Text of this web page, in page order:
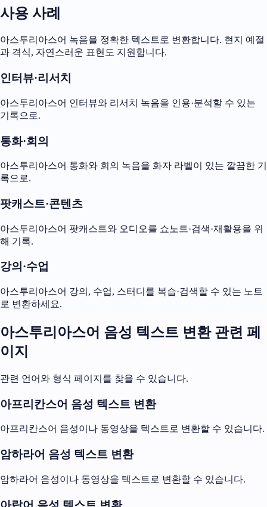
사용 사례
아스투리아스어 녹음을 정확한 텍스트로 변환합니다. 현지 예절
과 격식, 자연스러운 표현도 지원합니다.
인터뷰·리서치
아스투리아스어 인터뷰와 리서치 녹음을 인용·분석할 수 있는
기록으로.
통화·회의
아스투리아스어 통화와 회의 녹음을 화자 라벨이 있는 깔끔한 기
록으로.
팟캐스트·콘텐츠
아스투리아스어 팟캐스트와 오디오를 쇼노트·검색·재활용을 위
해 기록.
강의·수업
아스투리아스어 강의, 수업, 스터디를 복습·검색할 수 있는 노트
로 변환하세요.
아스투리아스어 음성 텍스트 변환 관련 페
이지
관련 언어와 형식 페이지를 찾을 수 있습니다.
아프리칸스어 음성 텍스트 변환
아프리칸스어 음성이나 동영상을 텍스트로 변환할 수 있습니다.
암하라어 음성 텍스트 변환
암하라어 음성이나 동영상을 텍스트로 변환할 수 있습니다.